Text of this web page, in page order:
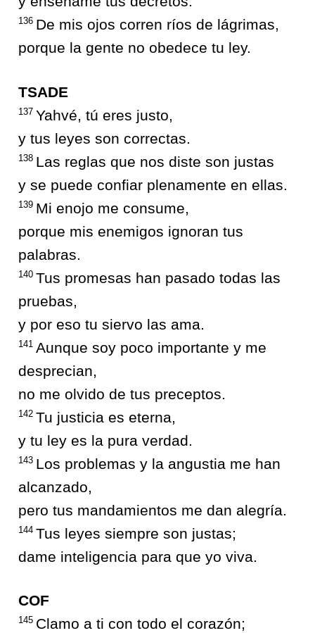
136 De mis ojos corren ríos de lágrimas,
porque la gente no obedece tu ley.
TSADE
137 Yahvé, tú eres justo,
y tus leyes son correctas.
138 Las reglas que nos diste son justas
y se puede confiar plenamente en ellas.
139 Mi enojo me consume,
porque mis enemigos ignoran tus
palabras.
140 Tus promesas han pasado todas las
pruebas,
y por eso tu siervo las ama.
141 Aunque soy poco importante y me
desprecian,
no me olvido de tus preceptos.
142 Tu justicia es eterna,
y tu ley es la pura verdad.
143 Los problemas y la angustia me han
alcanzado,
pero tus mandamientos me dan alegría.
144 Tus leyes siempre son justas;
dame inteligencia para que yo viva.
COF
145 Clamo a ti con todo el corazón;